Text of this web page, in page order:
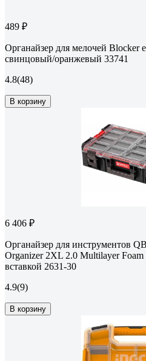
489 ₽
Органайзер для мелочей Blocker
свинцовый/оранжевый 33741
4.8(48)
В корзину
6 406 ₽
Органайзер для инструментов
Organizer 2XL 2.0 Multilayer Foam
вставкой 2631-30
4.9(9)
В корзину